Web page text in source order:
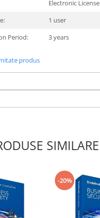
Electronic License
1 user
Period:
3 years
produs
SIMILARE
-20%